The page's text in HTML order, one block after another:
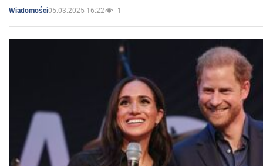
Wiadomości05.03.2025 16:22 1